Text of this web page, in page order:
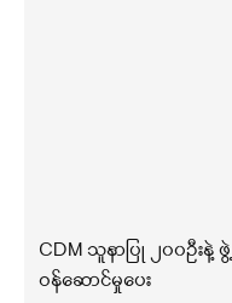
CDM သူနာပြု ၂၀၀ဦးနဲ့
ဝန်ဆောင်မှုပေး